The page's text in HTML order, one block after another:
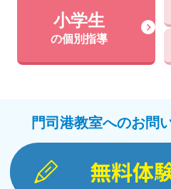
小学生
の個別指導
門司港教室へのお問
無料体